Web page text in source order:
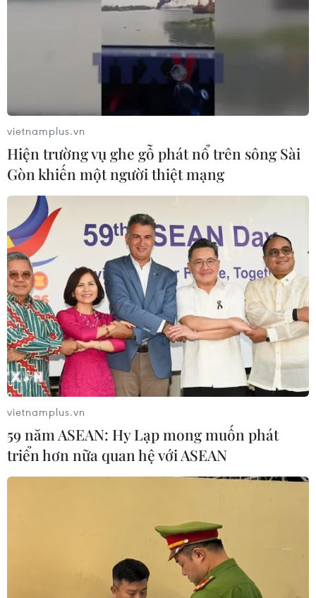
vietnamplus.vn
Hiện trường vụ ghe gỗ phát nổ trên sông Sài
Gòn khiến một người thiệt mạng
vietnamplus.vn
59 năm ASEAN: Hy Lạp mong muốn phát
triển hơn nữa quan hệ với ASEAN